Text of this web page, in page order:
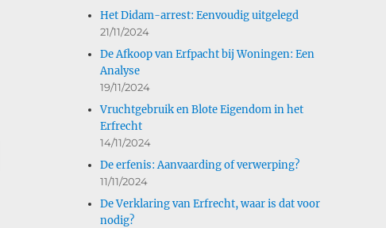
Het Didam-arrest: Eenvoudig uitgelegd
21/11/2024
De Afkoop van Erfpacht bij Woningen: Een
Analyse
19/11/2024
Vruchtgebruik en Blote Eigendom in het
Erfrecht
14/11/2024
De erfenis: Aanvaarding of verwerping?
11/11/2024
De Verklaring van Erfrecht, waar is dat voor
nodig?